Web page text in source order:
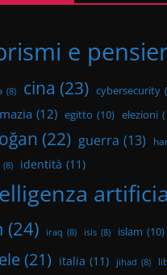
e
(8) cina (23) cybersecurity
(12) egitto (10) elezioni
(22) guerra (13)
(8) identità (11)
(24) iraq (8) isis (8) islam (10)
(21) italia (11) jihad (8)